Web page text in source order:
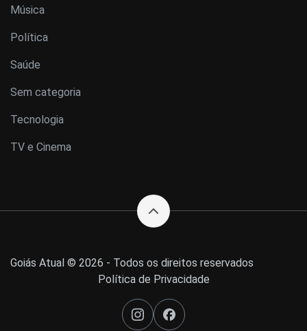
Música
Política
Saúde
Sem categoria
Tecnologia
TV e Cinema
Goiás Atual © 2026 - Todos os direitos reservados
Política de Privacidade